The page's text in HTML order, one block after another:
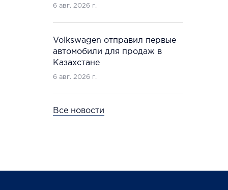
6 авг. 2026 г.
Volkswagen отправил первые
автомобили для продаж в
Казахстане
6 авг. 2026 г.
Все новости